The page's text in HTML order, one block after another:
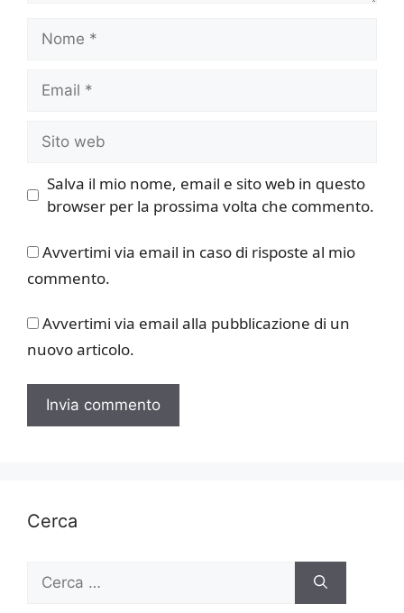
Nome
Email
Sito
web
Salva il mio nome, email e sito web in questo
browser per la prossima volta che commento.
Avvertimi via email in caso di risposte al mio
commento.
Avvertimi via email alla pubblicazione di un
nuovo articolo.
Cerca
per: